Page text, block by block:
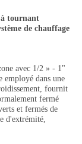
tournant
de chauffage
avec 1/2 » - 1"
dans une
fournit
fermé
et fermés de
d'extrémité,